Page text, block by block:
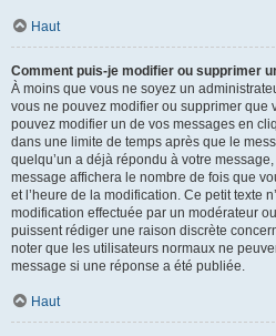
Haut
Comment puis-je modifier ou supprimer
À moins que vous ne soyez un
vous ne pouvez modifier ou supprimer que
pouvez modifier un de vos messages en
dans une limite de temps après que le
quelqu’un a déjà répondu à votre
message affichera le nombre de fois que
et l’heure de la modification. Ce petit texte
modification effectuée par un modérateur
puissent rédiger une raison discrète
noter que les utilisateurs normaux ne
message si une réponse a été publiée.
Haut